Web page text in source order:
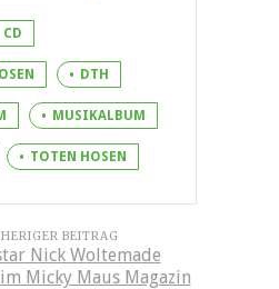
CD
DTH
MUSIKALBUM
TOTEN HOSEN
BEITRAG
Nick Woltemade
Micky Maus Magazin